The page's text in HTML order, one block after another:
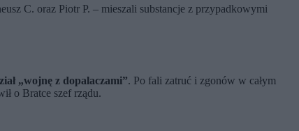
C. oraz Piotr P. – mieszali substancje z przypadkowymi
„wojnę z dopalaczami”. Po fali zatruć i zgonów w całym
o Bratce szef rządu.